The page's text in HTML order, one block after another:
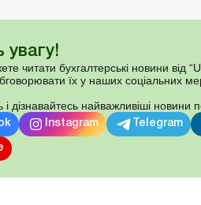
увагу!
читати бухгалтерські новини від
їх у наших соціальних
і дізнавайтесь найважливіші новини
Instagram Telegram